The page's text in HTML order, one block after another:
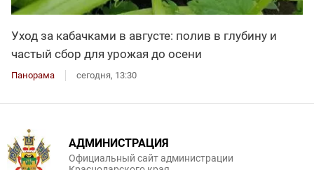
Уход за кабачками в августе: полив в глубину и
частый сбор для урожая до осени
Панорама сегодня, 13:30
АДМИНИСТРАЦИЯ
Официальный сайт администрации